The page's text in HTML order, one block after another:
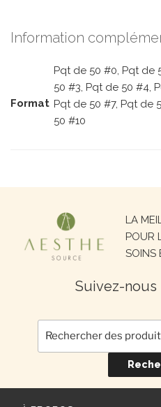
Information
Format
Pqt de 50 #0, Pqt de
50 #3, Pqt de 50 #4,
Pqt de 50 #7, Pqt de
50 #10
LA
POUR
SOINS
Suivez-nous
Recherche
pour :